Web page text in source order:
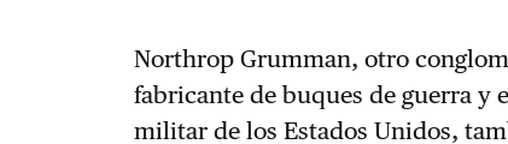
Northrop Grumman, otro
fabricante de buques de guerra y
militar de los Estados Unidos,